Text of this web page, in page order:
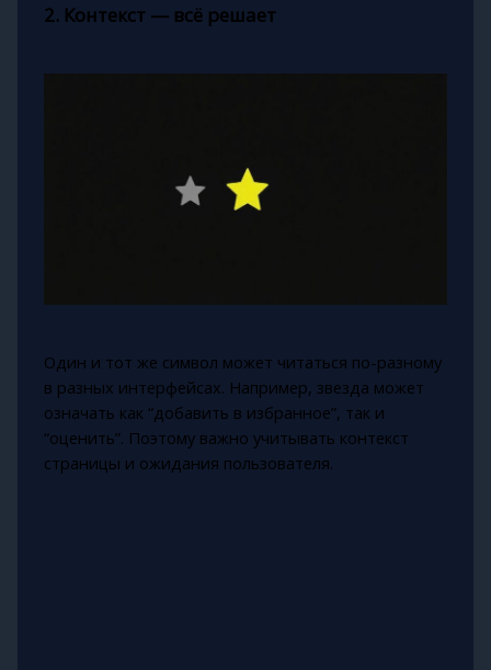
2. Контекст — всё решает
Один и тот же символ может читаться по-разному
в разных интерфейсах. Например, звезда может
означать как “добавить в избранное”, так и
“оценить”. Поэтому важно учитывать контекст
страницы и ожидания пользователя.